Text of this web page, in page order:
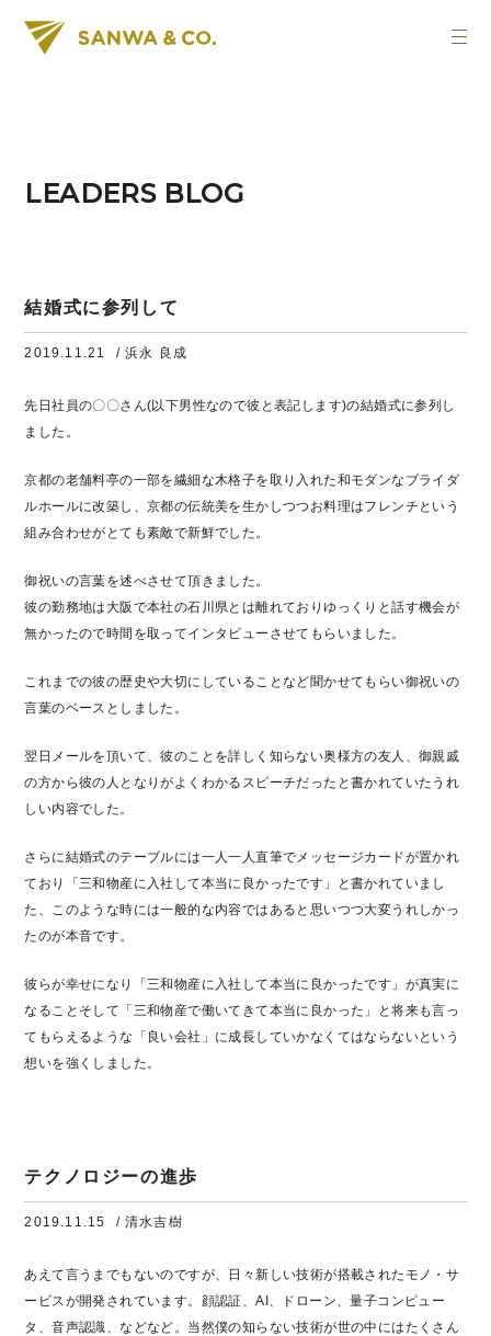
LEADERS BLOG
結婚式に参列して
2019.11.21 / 浜永 良成
先日社員の〇〇さん(以下男性なので彼と表記します)の結婚式に参列し
ました。
京都の老舗料亭の一部を繊細な木格子を取り入れた和モダンなブライダ
ルホールに改築し、京都の伝統美を生かしつつお料理はフレンチという
組み合わせがとても素敵で新鮮でした。
御祝いの言葉を述べさせて頂きました。
彼の勤務地は大阪で本社の石川県とは離れておりゆっくりと話す機会が
無かったので時間を取ってインタビューさせてもらいました。
これまでの彼の歴史や大切にしていることなど聞かせてもらい御祝いの
言葉のベースとしました。
翌日メールを頂いて、彼のことを詳しく知らない奥様方の友人、御親戚
の方から彼の人となりがよくわかるスピーチだったと書かれていたうれ
しい内容でした。
さらに結婚式のテーブルには一人一人直筆でメッセージカードが置かれ
ており「三和物産に入社して本当に良かったです」と書かれていまし
た、このような時には一般的な内容ではあると思いつつ大変うれしかっ
たのが本音です。
彼らが幸せになり「三和物産に入社して本当に良かったです」が真実に
なることそして「三和物産で働いてきて本当に良かった」と将来も言っ
てもらえるような「良い会社」に成長していかなくてはならないという
想いを強くしました。
テクノロジーの進歩
2019.11.15 / 清水吉樹
あえて言うまでもないのですが、日々新しい技術が搭載されたモノ・サ
ービスが開発されています。顔認証、AI、ドローン、量子コンピュー
タ、音声認識、などなど。当然僕の知らない技術が世の中にはたくさん